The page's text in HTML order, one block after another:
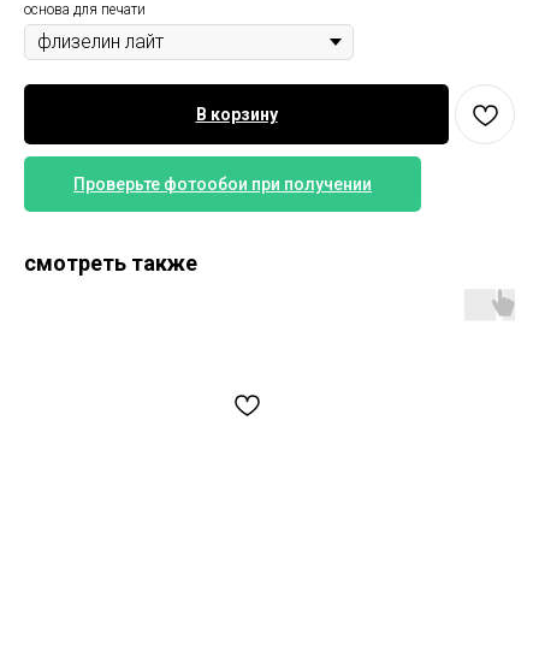
основа для печати
Проверьте фотообои при получении
В корзину
Обои букет цветов акварелью.
смотреть также